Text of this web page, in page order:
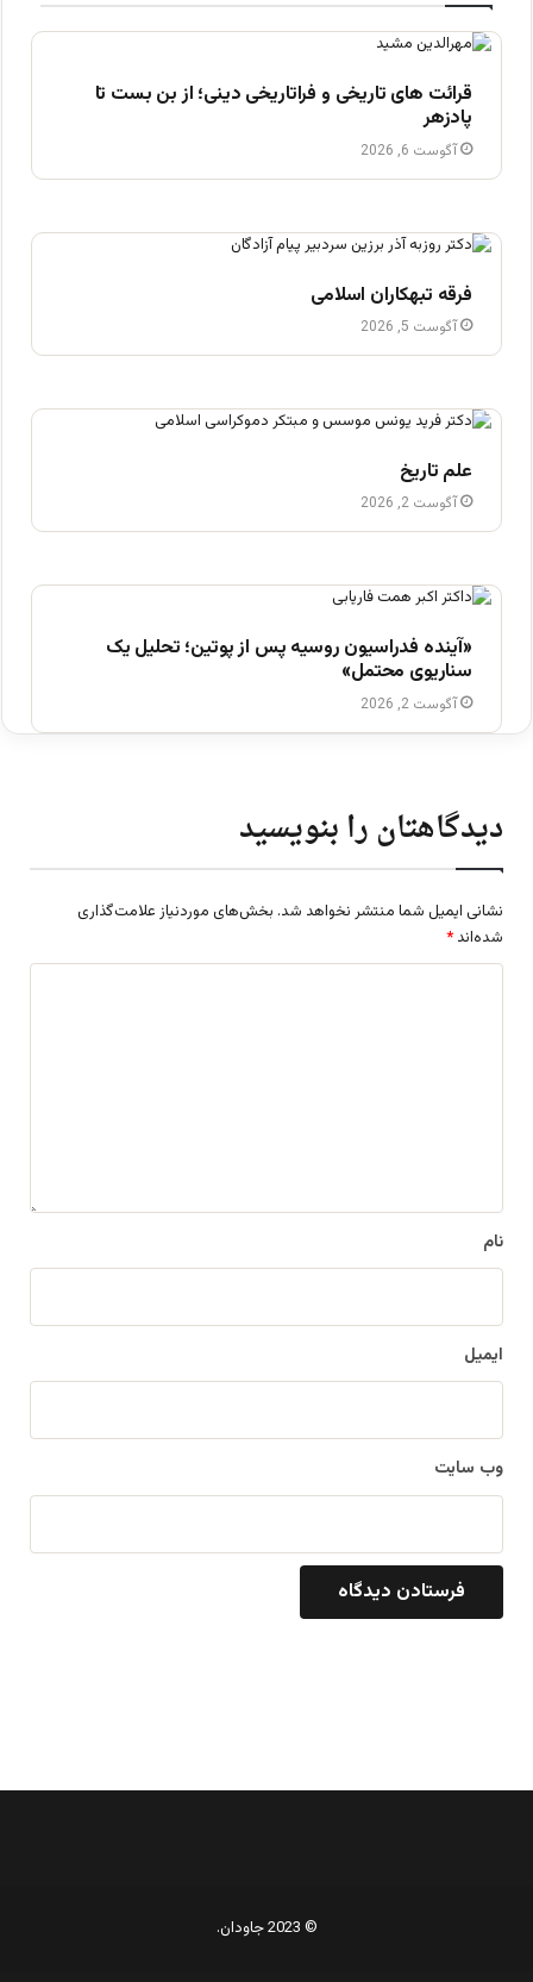
قرائت های تاریخی و فراتاریخی دینی؛ از بن بست تا
پادزهر
آگوست 6, 2026
فرقه تبهکاران اسلامی
آگوست 5, 2026
علم تاریخ
آگوست 2, 2026
«آینده فدراسیون روسیه پس از پوتین؛ تحلیل یک
سناریوی محتمل»
آگوست 2, 2026
دیدگاهتان را بنویسید
نشانی ایمیل شما منتشر نخواهد شد. بخش‌های موردنیاز علامت‌گذاری
شده‌اند *
نام
ایمیل
وب‌ سایت
© 2023 جاودان.